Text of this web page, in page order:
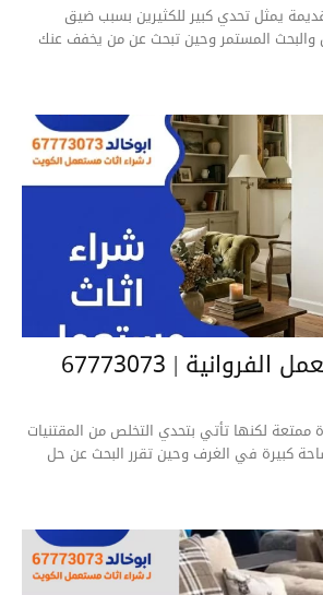
يمثل تحدي كبير للكثيرين بسبب ضيق
والبحث المستمر وحين تبحث عن من يخفف عنك
| 67773073
ممتعة لكنها تأتي بتحدي التخلص من المقتنيات
كبيرة في الغرف وحين تقرر البحث عن حل